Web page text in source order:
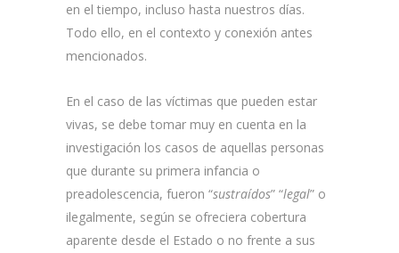
en el tiempo, incluso hasta nuestros días.
Todo ello, en el contexto y conexión antes
mencionados.
En el caso de las víctimas que pueden estar
vivas, se debe tomar muy en cuenta en la
investigación los casos de aquellas personas
que durante su primera infancia o
preadolescencia, fueron “sustraídos” “legal” o
ilegalmente, según se ofreciera cobertura
aparente desde el Estado o no frente a sus